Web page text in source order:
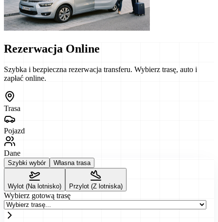
Rezerwacja Online
Szybka i bezpieczna rezerwacja transferu. Wybierz trasę, auto i
zapłać online.
Trasa
Pojazd
Dane
Szybki wybór Własna trasa
Wylot (Na lotnisko) Przylot (Z lotniska)
Wybierz gotową trasę